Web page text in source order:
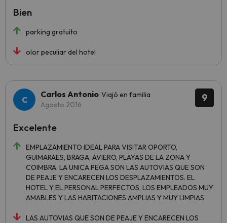
parking gratuito
olor peculiar del hotel
Bien
9
Carlos Antonio Viajó en familia
Agosto 2016
EMPLAZAMIENTO IDEAL PARA VISITAR OPORTO,
GUIMARAES, BRAGA, AVIERO, PLAYAS DE LA ZONA Y
COIMBRA. LA UNICA PEGA SON LAS AUTOVIAS QUE SON
DE PEAJE Y ENCARECEN LOS DESPLAZAMIENTOS. EL
HOTEL Y EL PERSONAL PERFECTOS, LOS EMPLEADOS MUY
AMABLES Y LAS HABITACIONES AMPLIAS Y MUY LIMPIAS
LAS AUTOVIAS QUE SON DE PEAJE Y ENCARECEN LOS
Excelente